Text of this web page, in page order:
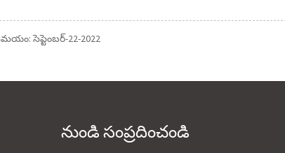
సెప్టెంబర్-22-2022
నుండి సంప్రదించండి